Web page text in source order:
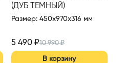
(ДУБ ТЕМНЫЙ)
Размер: 450x970x316 мм
5 490₽10 990₽
В корзину